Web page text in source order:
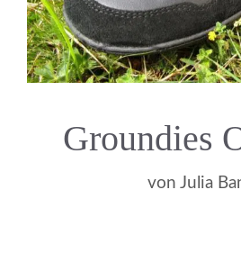
Groundies
von Julia